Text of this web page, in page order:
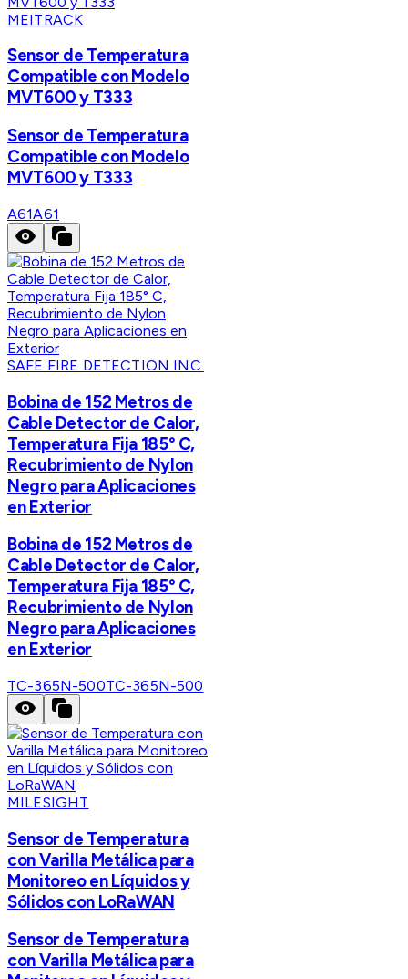
MEITRACK
Sensor de Temperatura
Compatible con Modelo
MVT600 y T333
Sensor de Temperatura
Compatible con Modelo
MVT600 y T333
A61A61
SAFE FIRE DETECTION INC.
Bobina de 152 Metros de
Cable Detector de Calor,
Temperatura Fija 185° C,
Recubrimiento de Nylon
Negro para Aplicaciones
en Exterior
Bobina de 152 Metros de
Cable Detector de Calor,
Temperatura Fija 185° C,
Recubrimiento de Nylon
Negro para Aplicaciones
en Exterior
TC-365N-500TC-365N-500
MILESIGHT
Sensor de Temperatura
con Varilla Metálica para
Monitoreo en Líquidos y
Sólidos con LoRaWAN
Sensor de Temperatura
con Varilla Metálica para